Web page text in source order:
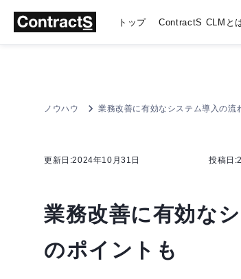
トップ ContractS CLMと
ノウハウ 業務改善に有効なシステム導入の流
更新日:2024年10月31日 投稿日
業務改善に有効な
のポイントも